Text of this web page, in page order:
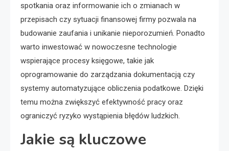
spotkania oraz informowanie ich o zmianach w
przepisach czy sytuacji finansowej firmy pozwala na
budowanie zaufania i unikanie nieporozumień. Ponadto
warto inwestować w nowoczesne technologie
wspierające procesy księgowe, takie jak
oprogramowanie do zarządzania dokumentacją czy
systemy automatyzujące obliczenia podatkowe. Dzięki
temu można zwiększyć efektywność pracy oraz
ograniczyć ryzyko wystąpienia błędów ludzkich.
Jakie są kluczowe